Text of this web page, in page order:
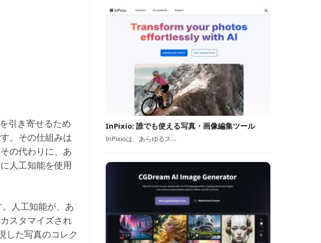
引き寄せるため
。その仕組みは
の代わりに、あ
人工知能を使用
人工知能が、あ
スタマイズされ
した写真のコレク
InPixio: 誰でも使える写真・画像編集ツール
InPixioは、あらゆるス…